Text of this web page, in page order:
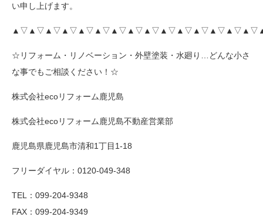
い申し上げます。
☆リフォーム・リノベーション・外壁塗装・水廻り…どんな小さ
な事でもご相談ください！☆
株式会社ecoリフォーム鹿児島
株式会社ecoリフォーム鹿児島不動産営業部
鹿児島県鹿児島市清和1丁目1-18
フリーダイヤル：0120-049-348
TEL：099-204-9348
FAX：099-204-9349